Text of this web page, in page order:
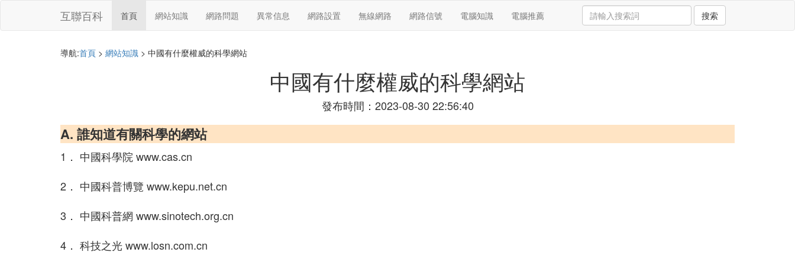
互聯百科 首頁 網站知識 網路問題 異常信息 網路設置 無線網路 網路信號 電腦知識 電腦推薦 搜索
導航:首頁 > 網站知識 > 中國有什麼權威的科學網站
中國有什麼權威的科學網站
發布時間：2023-08-30 22:56:40
A. 誰知道有關科學的網站
1． 中國科學院 www.cas.cn
2． 中國科普博覽 www.kepu.net.cn
3． 中國科普網 www.sinotech.org.cn
4． 科技之光 www.losn.com.cn